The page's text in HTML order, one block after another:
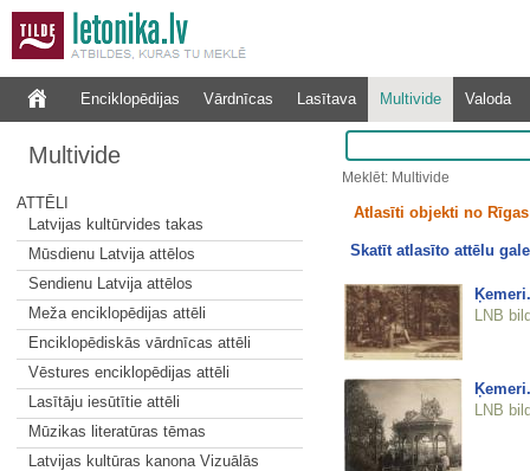
Enciklopēdijas Vārdnīcas Lasītava Multivide Valoda
Multivide
ATTĒLI
Latvijas kultūrvides takas
Mūsdienu Latvija attēlos
Sendienu Latvija attēlos
Meža enciklopēdijas attēli
Enciklopēdiskās vārdnīcas attēli
Vēstures enciklopēdijas attēli
Lasītāju iesūtītie attēli
Mūzikas literatūras tēmas
Latvijas kultūras kanona Vizuālās
Meklēt: Multivide
Atlasīti objekti no
Skatīt atlasīto attēlu
LNB
LNB